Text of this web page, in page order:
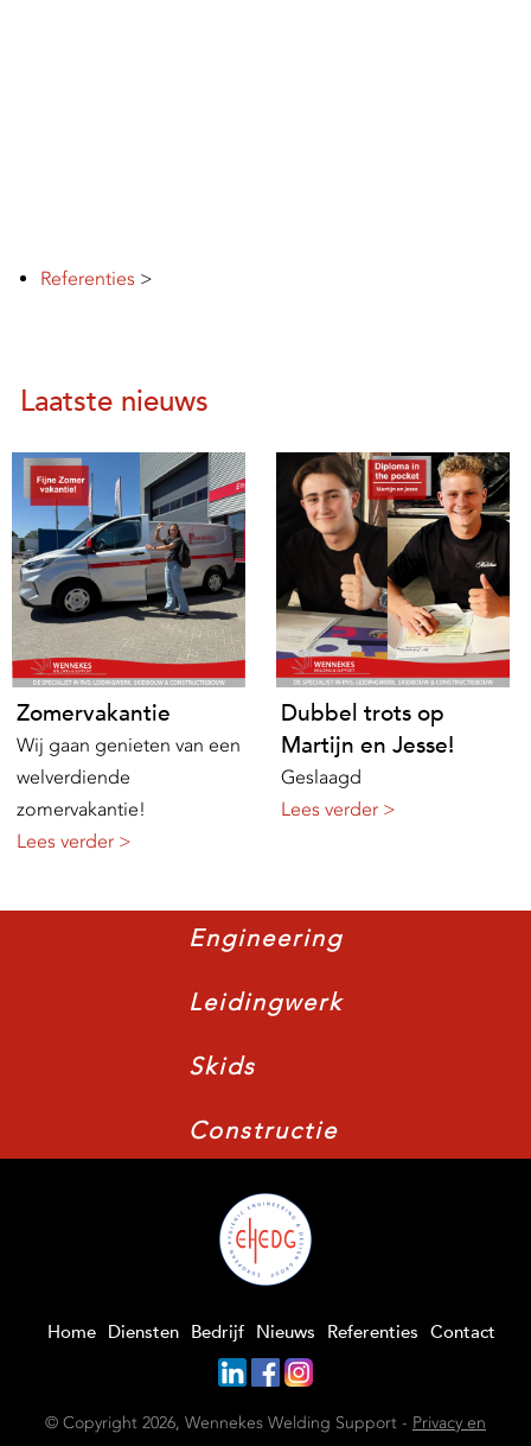
Referenties >
Laatste nieuws
Zomervakantie
Wij gaan genieten van een
welverdiende
zomervakantie!
Lees verder >
Dubbel trots op
Martijn en Jesse!
Geslaagd
Lees verder >
Engineering
Leidingwerk
Skids
Constructie
Home Diensten Bedrijf Nieuws Referenties Contact
© Copyright 2026, Wennekes Welding Support - Privacy en